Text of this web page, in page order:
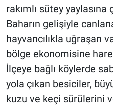
rakımlı sütey yaylasına
Baharın gelişiyle
hayvancılıkla uğraşan
bölge ekonomisine
İlçeye bağlı köylerde
yola çıkan besiciler,
kuzu ve keçi sürülerini